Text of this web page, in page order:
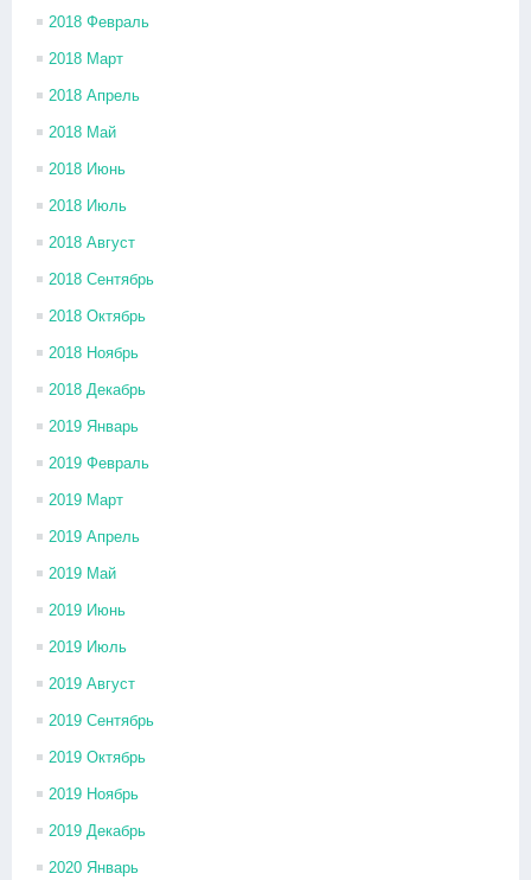
2018 Февраль
2018 Март
2018 Апрель
2018 Май
2018 Июнь
2018 Июль
2018 Август
2018 Сентябрь
2018 Октябрь
2018 Ноябрь
2018 Декабрь
2019 Январь
2019 Февраль
2019 Март
2019 Апрель
2019 Май
2019 Июнь
2019 Июль
2019 Август
2019 Сентябрь
2019 Октябрь
2019 Ноябрь
2019 Декабрь
2020 Январь